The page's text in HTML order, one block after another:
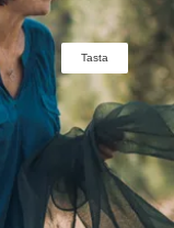
Tasta